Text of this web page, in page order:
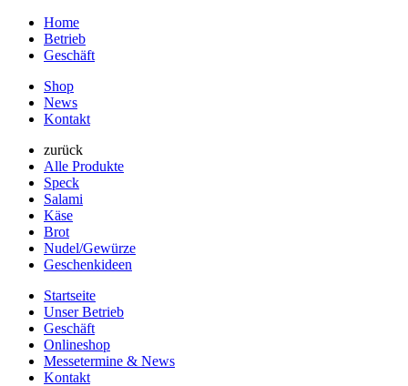
Home
Betrieb
Geschäft
Shop
News
Kontakt
zurück
Alle Produkte
Speck
Salami
Käse
Brot
Nudel/Gewürze
Geschenkideen
Startseite
Unser Betrieb
Geschäft
Onlineshop
Messetermine & News
Kontakt